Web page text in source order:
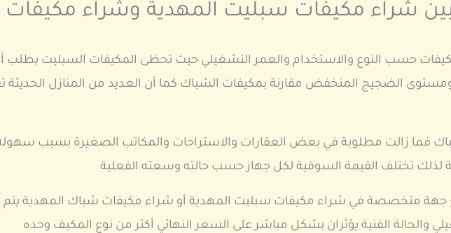
بين شراء مكيفات سبليت المهدية وشراء
حسب النوع والاستخدام والعمر التشغيلي حيث تحظى المكيفات السبليت بطلب
ومستوى الضجيج المنخفض مقارنة بمكيفات الشباك كما أن العديد من المنازل
فما زالت مطلوبة في بعض العقارات والاستراحات والمكاتب الصغيرة بسبب سهولة
لذلك تختلف القيمة السوقية لكل جهاز حسب حالته وسعته الفعلية
جهة متخصصة في شراء مكيفات سبليت المهدية أو شراء مكيفات شباك المهدية
والحالة الفنية يؤثران بشكل مباشر على السعر النهائي أكثر من نوع المكيف وحده